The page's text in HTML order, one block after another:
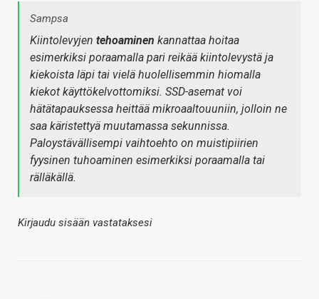
Sampsa
Kiintolevyjen tehoaminen kannattaa hoitaa
esimerkiksi poraamalla pari reikää kiintolevystä ja
kiekoista läpi tai vielä huolellisemmin hiomalla
kiekot käyttökelvottomiksi. SSD-asemat voi
hätätapauksessa heittää mikroaaltouuniin, jolloin ne
saa käristettyä muutamassa sekunnissa.
Paloystävällisempi vaihtoehto on muistipiirien
fyysinen tuhoaminen esimerkiksi poraamalla tai
rälläkällä.
Kirjaudu sisään vastataksesi